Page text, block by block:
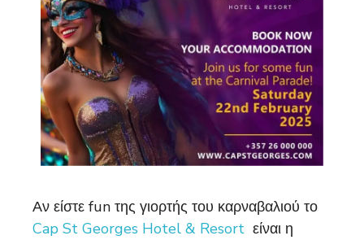
Αν είστε fun της γιορτής του καρναβαλιού το
Cap St Georges Hotel & Resort είναι η